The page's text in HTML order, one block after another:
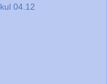
04.12